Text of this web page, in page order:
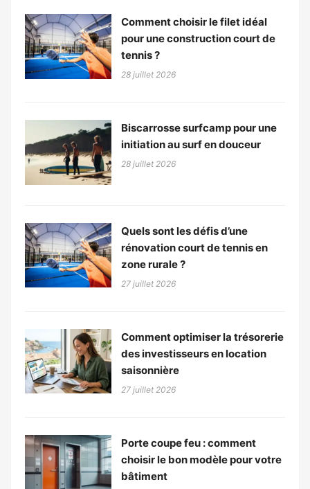
Comment choisir le filet idéal
pour une construction court de
tennis ?
28 juillet 2026
Biscarrosse surfcamp pour une
initiation au surf en douceur
28 juillet 2026
Quels sont les défis d’une
rénovation court de tennis en
zone rurale ?
27 juillet 2026
Comment optimiser la trésorerie
des investisseurs en location
saisonnière
27 juillet 2026
Porte coupe feu : comment
choisir le bon modèle pour votre
bâtiment